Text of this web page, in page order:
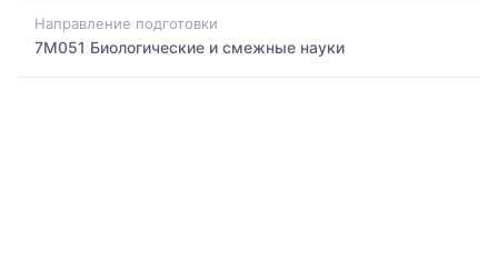
Направление подготовки
7M051 Биологические и смежные науки